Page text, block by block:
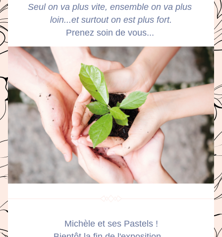
Seul on va plus vite, ensemble on va plus
loin...et surtout on est plus fort.
Prenez soin de vous...
Michèle et ses Pastels !